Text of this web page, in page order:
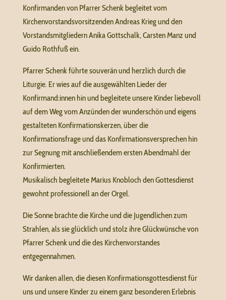
Konfirmanden von Pfarrer Schenk begleitet vom
Kirchenvorstandsvorsitzenden Andreas Krieg und den
Vorstandsmitgliedern Anika Gottschalk, Carsten Manz und
Guido Rothfuß ein.
Pfarrer Schenk führte souverän und herzlich durch die
Liturgie. Er wies auf die ausgewählten Lieder der
Konfirmand:innen hin und begleitete unsere Kinder liebevoll
auf dem Weg vom Anzünden der wunderschön und eigens
gestalteten Konfirmationskerzen, über die
Konfirmationsfrage und das Konfirmationsversprechen hin
zur Segnung mit anschließendem ersten Abendmahl der
Konfirmierten.
Musikalisch begleitete Marius Knobloch den Gottesdienst
gewohnt professionell an der Orgel.
Die Sonne brachte die Kirche und die Jugendlichen zum
Strahlen, als sie glücklich und stolz ihre Glückwünsche von
Pfarrer Schenk und die des Kirchenvorstandes
entgegennahmen.
Wir danken allen, die diesen Konfirmationsgottesdienst für
uns und unsere Kinder zu einem ganz besonderen Erlebnis